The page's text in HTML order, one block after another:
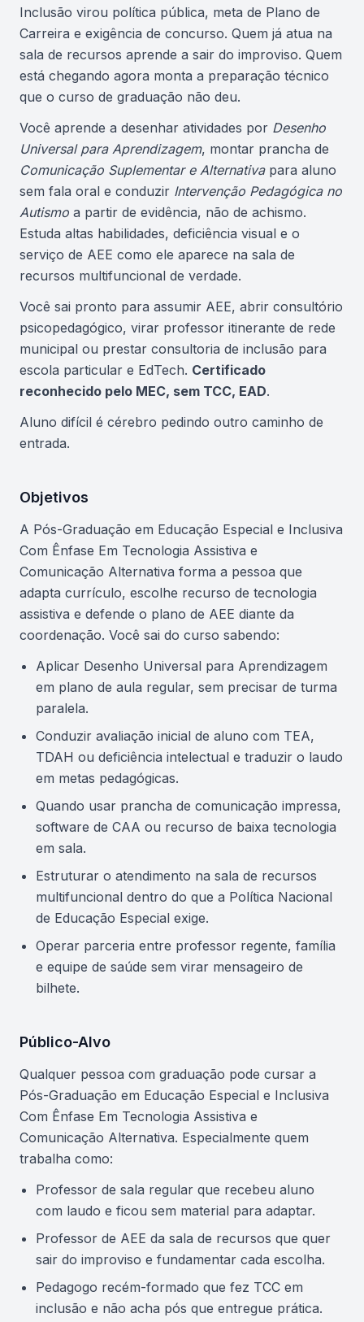
Inclusão virou política pública, meta de Plano de
Carreira e exigência de concurso. Quem já atua na
sala de recursos aprende a sair do improviso. Quem
está chegando agora monta a preparação técnico
que o curso de graduação não deu.
Você aprende a desenhar atividades por Desenho
Universal para Aprendizagem, montar prancha de
Comunicação Suplementar e Alternativapara aluno
sem fala oral e conduzir Intervenção Pedagógica no
Autismo a partir de evidência, não de achismo.
Estuda altas habilidades, deficiência visual e o
serviço de AEE como ele aparece na sala de
recursos multifuncional de verdade.
Você sai pronto para assumir AEE, abrir consultório
psicopedagógico, virar professor itinerante de rede
municipal ou prestar consultoria de inclusão para
escola particular e EdTech. Certificado
reconhecido pelo MEC, sem TCC, EAD.
Aluno difícil é cérebro pedindo outro caminho de
entrada.
Objetivos
A Pós-Graduação em Educação Especial e Inclusiva
Com Ênfase Em Tecnologia Assistiva e
Comunicação Alternativa forma a pessoa que
adapta currículo, escolhe recurso de tecnologia
assistiva e defende o plano de AEE diante da
coordenação. Você sai do curso sabendo:
Aplicar Desenho Universal para Aprendizagem
em plano de aula regular, sem precisar de turma
paralela.
Conduzir avaliação inicial de aluno com TEA,
TDAH ou deficiência intelectual e traduzir o laudo
em metas pedagógicas.
Quando usar prancha de comunicação impressa,
software de CAA ou recurso de baixa tecnologia
em sala.
Estruturar o atendimento na sala de recursos
multifuncional dentro do que a Política Nacional
de Educação Especial exige.
Operar parceria entre professor regente, família
e equipe de saúde sem virar mensageiro de
bilhete.
Público-Alvo
Qualquer pessoa com graduação pode cursar a
Pós-Graduação em Educação Especial e Inclusiva
Com Ênfase Em Tecnologia Assistiva e
Comunicação Alternativa. Especialmente quem
trabalha como:
Professor de sala regular que recebeu aluno
com laudo e ficou sem material para adaptar.
Professor de AEE da sala de recursos que quer
sair do improviso e fundamentar cada escolha.
Pedagogo recém-formado que fez TCC em
inclusão e não acha pós que entregue prática.